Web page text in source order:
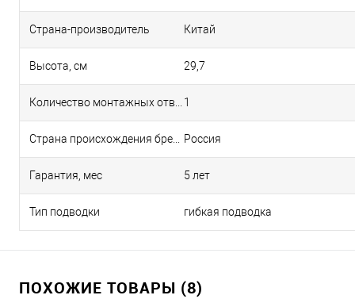
Страна-производитель Китай
Высота, см 29,7
1
Россия
Гарантия, мес 5 лет
Тип подводки гибкая подводка
ПОХОЖИЕ ТОВАРЫ (8)